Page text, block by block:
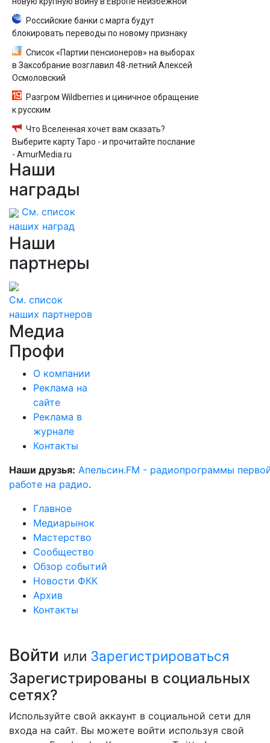
Российские банки с марта будут
блокировать переводы по новому признаку
Список «Партии пенсионеров» на выборах
в Заксобрание возглавил 48-летний Алексей
Осмоловский
Разгром Wildberries и циничное обращение
к русским
Что Вселенная хочет вам сказать?
Выберите карту Таро - и прочитайте послание
- AmurMedia.ru
Наши
награды
См. список
наших наград
Наши
партнеры
См. список
наших партнеров
Медиа
Профи
О компании
Реклама на
сайте
Реклама в
журнале
Контакты
Наши друзья: Апельсин.FM - радиопрограммы
работе на радио.
Главное
Медиарынок
Мастерство
Сообщество
Обзор событий
Новости ФКК
Архив
Контакты
Войти или Зарегистрироваться
Зарегистрированы в социальных
сетях?
Используйте свой аккаунт в социальной сети для
входа на сайт. Вы можете войти используя свой